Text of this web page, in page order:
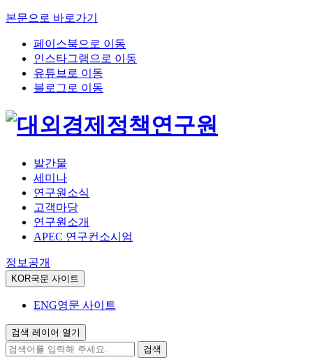
본문으로 바로가기
페이스북으로 이동
인스타그램으로 이동
유튜브로 이동
블로그로 이동
발간물
세미나
연구원소식
고객마당
연구원소개
APEC 연구컨소시엄
정보공개
KOR국문 사이트
ENG영문 사이트
검색 레이어 열기
검색